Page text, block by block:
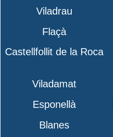
Viladrau
Flaçà
Castellfollit de la Roca
Viladamat
Esponellà
Blanes